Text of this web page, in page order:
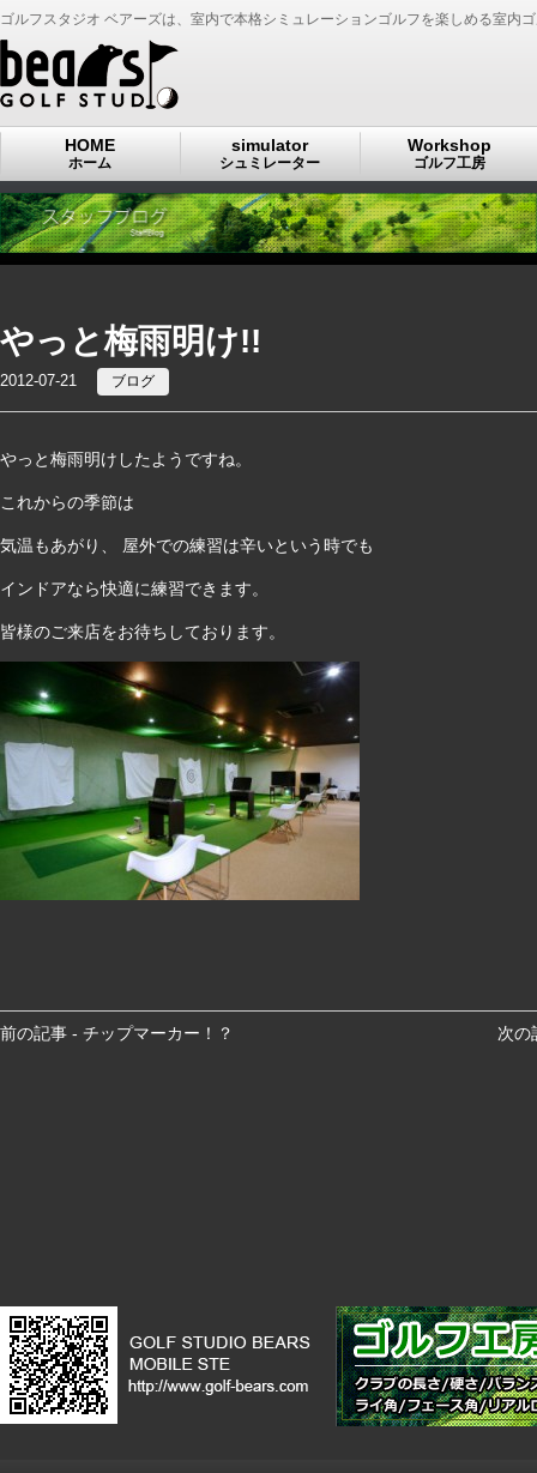
ゴルフスタジオ ベアーズは、室内で本格シミュレーションゴルフを楽しめる室内
HOME
ホーム
simulator
シュミレーター
Workshop
ゴルフ工房
やっと梅雨明け!!
2012-07-21 ブログ
やっと梅雨明けしたようですね。
これからの季節は
気温もあがり、 屋外での練習は辛いという時でも
インドアなら快適に練習できます。
皆様のご来店をお待ちしております。
前
前の記事 - チップマーカー！？ 次の